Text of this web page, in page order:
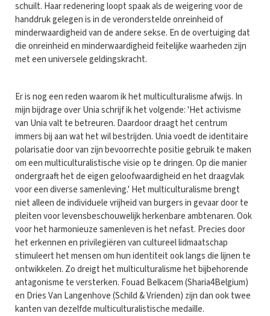
schuilt. Haar redenering loopt spaak als de weigering voor de
handdruk gelegen is in de veronderstelde onreinheid of
minderwaardigheid van de andere sekse. En de overtuiging dat
die onreinheid en minderwaardigheid feitelijke waarheden zijn
met een universele geldingskracht.
Er is nog een reden waarom ik het multiculturalisme afwijs. In
mijn bijdrage over Unia schrijf ik het volgende: 'Het activisme
van Unia valt te betreuren. Daardoor draagt het centrum
immers bij aan wat het wil bestrijden. Unia voedt de identitaire
polarisatie door van zijn bevoorrechte positie gebruik te maken
om een multiculturalistische visie op te dringen. Op die manier
ondergraaft het de eigen geloofwaardigheid en het draagvlak
voor een diverse samenleving.' Het multiculturalisme brengt
niet alleen de individuele vrijheid van burgers in gevaar door te
pleiten voor levensbeschouwelijk herkenbare ambtenaren. Ook
voor het harmonieuze samenleven is het nefast. Precies door
het erkennen en privilegiëren van cultureel lidmaatschap
stimuleert het mensen om hun identiteit ook langs die lijnen te
ontwikkelen. Zo dreigt het multiculturalisme het bijbehorende
antagonisme te versterken. Fouad Belkacem (Sharia4Belgium)
en Dries Van Langenhove (Schild & Vrienden) zijn dan ook twee
kanten van dezelfde multiculturalistische medaille.